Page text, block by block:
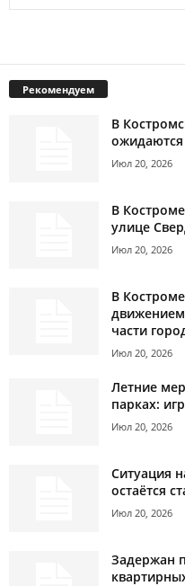
Рекомендуем
В
ожидаются
Июл 20, 2026
В
улице
Июл 20, 2026
В
части
Июл 20, 2026
Летние
парках:
Июл 20, 2026
Ситуация
остаётся
Июл 20, 2026
Задержан